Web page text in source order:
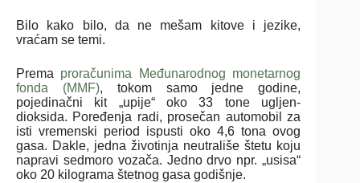
Bilo kako bilo, da ne mešam kitove i jezike,
vraćam se temi.
Prema proračunima Međunarodnog monetarnog
fonda (MMF), tokom samo jedne godine,
pojedinačni kit „upije“ oko 33 tone ugljen-
dioksida. Poređenja radi, prosečan automobil za
isti vremenski period ispusti oko 4,6 tona ovog
gasa. Dakle, jedna životinja neutrališe štetu koju
napravi sedmoro vozača. Jedno drvo npr. „usisa“
oko 20 kilograma štetnog gasa godišnje.